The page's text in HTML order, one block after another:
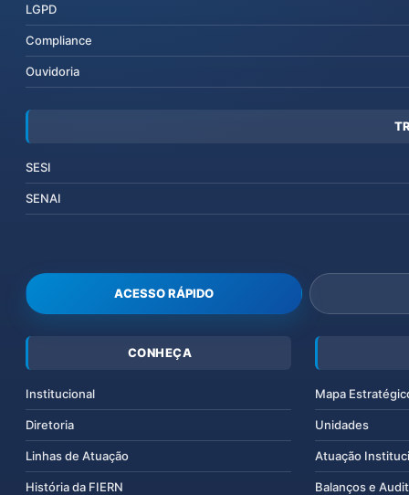
LGPD
Compliance
Ouvidoria
SESI
SENAI
ACESSO RÁPIDO
CONHEÇA
Institucional
Diretoria
Linhas de Atuação
História da FIERN
Mapa
Unidades
Atuação
Balanços e